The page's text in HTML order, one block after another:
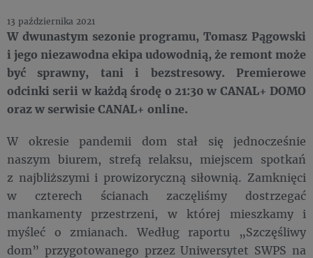
13 października 2021
W dwunastym sezonie programu, Tomasz Pągowski
i jego niezawodna ekipa udowodnią, że remont może
być sprawny, tani i bezstresowy. Premierowe
odcinki serii w każdą środę o 21:30 w CANAL+ DOMO
oraz w serwisie CANAL+ online.
W okresie pandemii dom stał się jednocześnie
naszym biurem, strefą relaksu, miejscem spotkań
z najbliższymi i prowizoryczną siłownią. Zamknięci
w czterech ścianach zaczęliśmy dostrzegać
mankamenty przestrzeni, w której mieszkamy i
myśleć o zmianach. Według raportu „Szczęśliwy
dom” przygotowanego przez Uniwersytet SWPS na